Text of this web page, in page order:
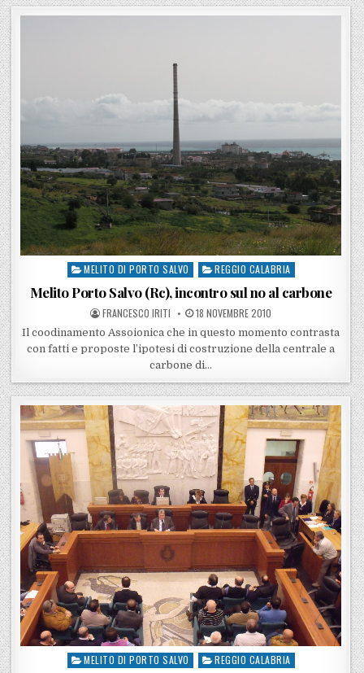
Posted in
MELITO DI PORTO SALVO REGGIO CALABRIA
Melito Porto Salvo (Rc), incontro sul no al carbone
POSTED BY
FRANCESCO IRITI POSTED ON
18 NOVEMBRE 2010
Il coodinamento Assoionica che in questo momento contrasta
con fatti e proposte l’ipotesi di costruzione della centrale a
carbone di…
Posted in
MELITO DI PORTO SALVO REGGIO CALABRIA